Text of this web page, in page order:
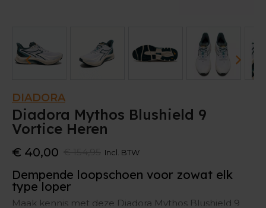
DIADORA
Diadora Mythos Blushield 9
Vortice Heren
€ 40,00 Incl. BTW
Dempende loopschoen voor zowat elk
type loper
Maak kennis met deze Diadora Mythos Blushield 9